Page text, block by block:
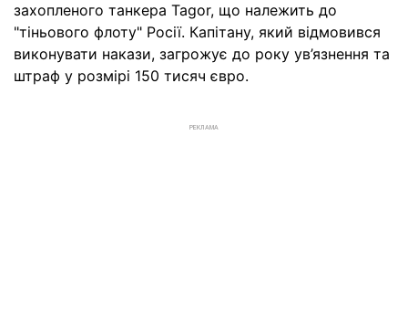
захопленого танкера Tagor, що належить до
"тіньового флоту" Росії. Капітану, який відмовився
виконувати накази, загрожує до року ув’язнення та
штраф у розмірі 150 тисяч євро.
РЕКЛАМА